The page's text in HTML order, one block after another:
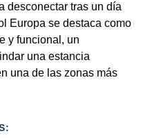
desconectar tras un día
Europa se destaca como
y funcional, un
una estancia
una de las zonas más